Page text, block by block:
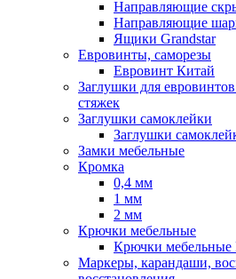
Направляющие
Направляющие
Ящики Grandstar
Евровинты, саморезы
Евровинт Китай
Заглушки для
стяжек
Заглушки самоклейки
Заглушки
Замки мебельные
Кромка
0,4 мм
1 мм
2 мм
Крючки мебельные
Крючки мебельные
Маркеры, карандаши,